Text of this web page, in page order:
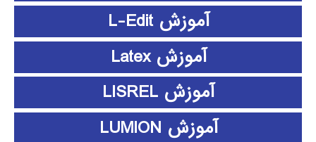
آموزش L-Edit
آموزش Latex
آموزش LISREL
آموزش LUMION